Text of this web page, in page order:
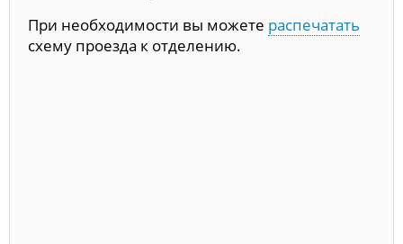
При необходимости вы можете распечатать
схему проезда к отделению.